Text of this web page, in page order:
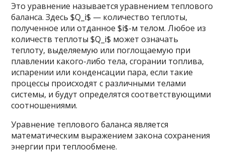
Это уравнение называется уравнением теплового
баланса. Здесь $Q_i$ — количество теплоты,
полученное или отданное $i$-м телом. Любое из
количеств теплоты $Q_i$ может означать
теплоту, выделяемую или поглощаемую при
плавлении какого-либо тела, сгорании топлива,
испарении или конденсации пара, если такие
процессы происходят с различными телами
системы, и будут определятся соответствующими
соотношениями.
Уравнение теплового баланса является
математическим выражением закона сохранения
энергии при теплообмене.